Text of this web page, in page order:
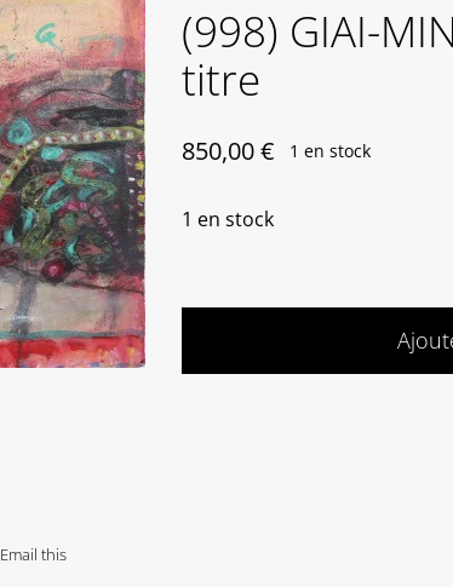
Email this
(998) GIAI-
titre
850,00€ 1 en stock
1 en stock